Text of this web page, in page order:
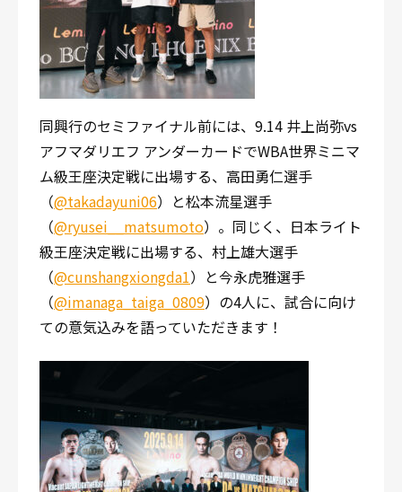
同興行のセミファイナル前には、9.14 井上尚弥vs
アフマダリエフ アンダーカードでWBA世界ミニマ
ム級王座決定戦に出場する、高田勇仁選手
（@takadayuni06）と松本流星選手
（@ryusei__matsumoto）。同じく、日本ライト
級王座決定戦に出場する、村上雄大選手
（@cunshangxiongda1）と今永虎雅選手
（@imanaga_taiga_0809）の4人に、試合に向け
ての意気込みを語っていただきます！